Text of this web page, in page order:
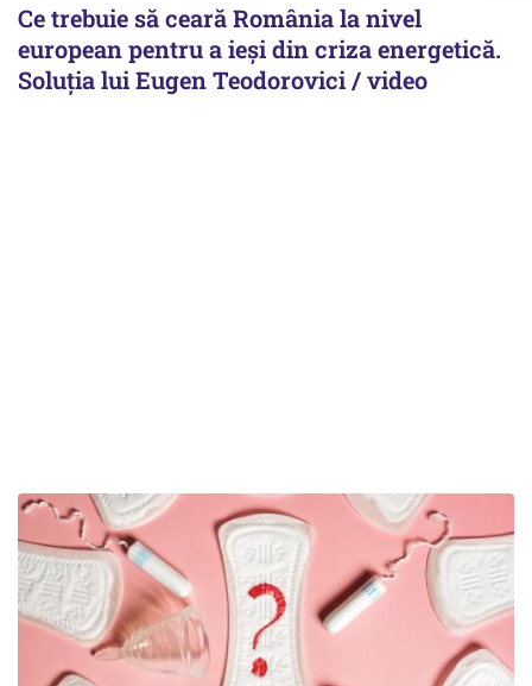
Ce trebuie să ceară România la nivel
european pentru a ieși din criza energetică.
Soluția lui Eugen Teodorovici / video